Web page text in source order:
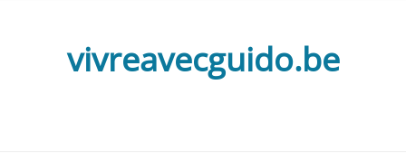
vivreavecguido.be